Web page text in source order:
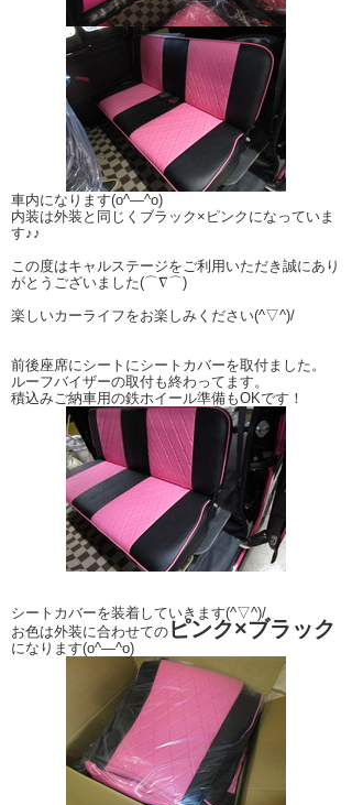
車内になります(o^―^o)
内装は外装と同じくブラック×ピンクになっていま
す♪♪
この度はキャルステージをご利用いただき誠にあり
がとうございました(⌒∇⌒)
楽しいカーライフをお楽しみください(^▽^)/
前後座席にシートにシートカバーを取付ました。
ルーフバイザーの取付も終わってます。
積込みご納車用の鉄ホイール準備もOKです！
シートカバーを装着していきます(^▽^)/
お色は外装に合わせての ピンク×ブラック
になります(o^―^o)